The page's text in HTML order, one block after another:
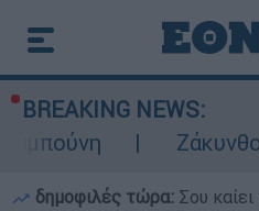
BREAKING NEWS:
Ζάκυνθος: Τι
δημοφιλές τώρα: Σου